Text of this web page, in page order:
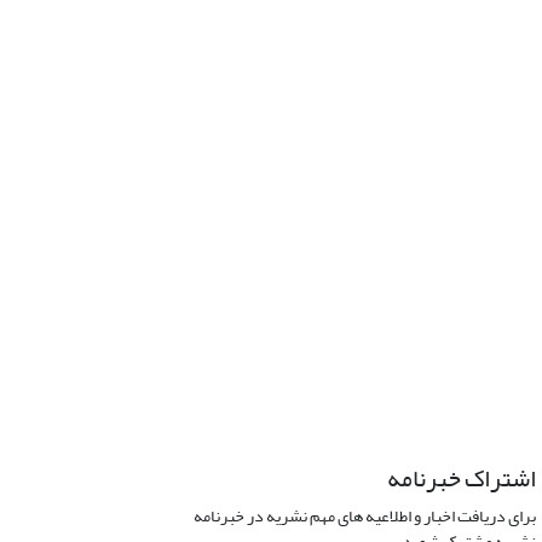
اشتراک خبرنامه
برای دریافت اخبار و اطلاعیه های مهم نشریه در خبرنامه